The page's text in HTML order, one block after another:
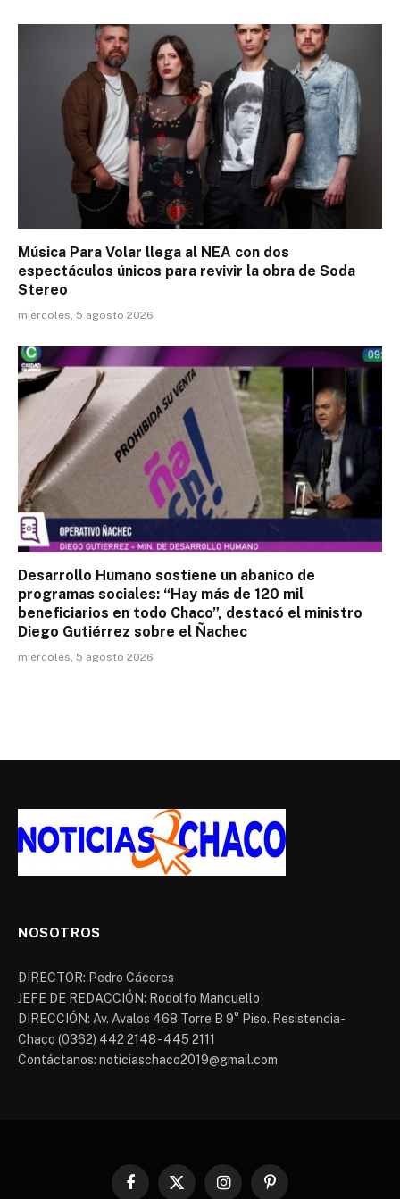
Música Para Volar llega al NEA con dos
espectáculos únicos para revivir la obra de Soda
Stereo
miércoles, 5 agosto 2026
Desarrollo Humano sostiene un abanico de
programas sociales: “Hay más de 120 mil
beneficiarios en todo Chaco”, destacó el ministro
Diego Gutiérrez sobre el Ñachec
miércoles, 5 agosto 2026
NOSOTROS
DIRECTOR: Pedro Cáceres
JEFE DE REDACCIÓN: Rodolfo Mancuello
DIRECCIÓN: Av. Avalos 468 Torre B 9° Piso. Resistencia-
Chaco (0362) 442 2148 - 445 2111
Contáctanos: noticiaschaco2019@gmail.com
Facebook
X InstagramPinterest